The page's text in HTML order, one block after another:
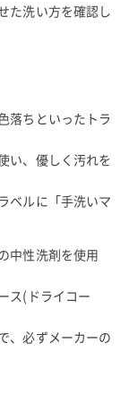
た洗い方を確認し
落ちといったトラ
い、優しく汚れを
ベルに「手洗いマ
中性洗剤を使用
ス(ドライコー
、必ずメーカーの